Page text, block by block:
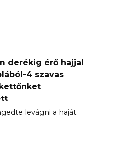
derékig érő hajjal
4 szavas
levágni a haját.